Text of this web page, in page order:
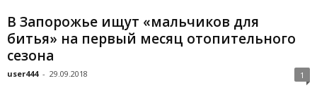
В Запорожье ищут «мальчиков для
битья» на первый месяц отопительного
сезона
user444 - 29.09.2018 1